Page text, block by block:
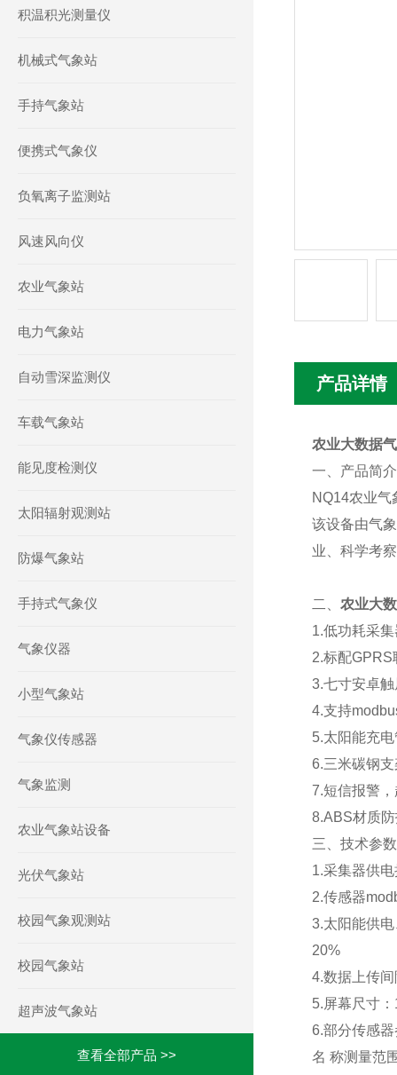
积温积光测量仪
机械式气象站
手持气象站
便携式气象仪
负氧离子监测站
风速风向仪
农业气象站
电力气象站
自动雪深监测仪
车载气象站
能见度检测仪
太阳辐射观测站
防爆气象站
手持式气象仪
气象仪器
小型气象站
气象仪传感器
气象监测
农业气象站设备
光伏气象站
校园气象观测站
校园气象站
超声波气象站
查看全部产品 >>
产品详情
农业大数据
一、产品简介
NQ14农业
该设备由气
业、科学考
二、 农业大
1.低功耗采
2.标配
3.七寸安卓
4.支持
5.太阳能充
6.三米碳钢
7.短信报警
8.ABS材质
三、技术参数
1.采集器供
2.传感器
3.太阳能供
20%
4.数据上传
5.屏幕尺寸
6.部分传感器
名 称测量范